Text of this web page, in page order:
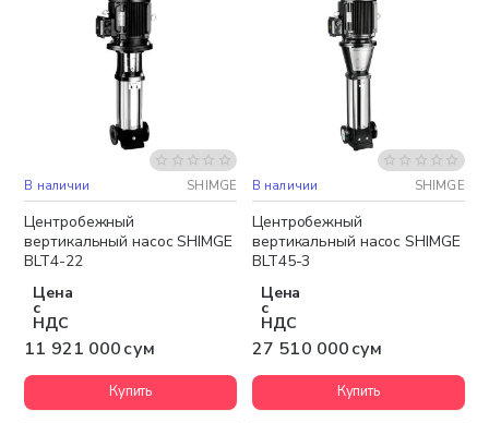
Бесплатная доставка
В наличии SHIMGE
Центробежный
вертикальный насос SHIMGE
BLT4-22
Цена
с
НДС
11 921 000 сум
Купить
Бесплатная доставка
В наличии SHIMGE
Центробежный
вертикальный насос SHIMGE
BLT45-3
Цена
с
НДС
27 510 000 сум
Купить